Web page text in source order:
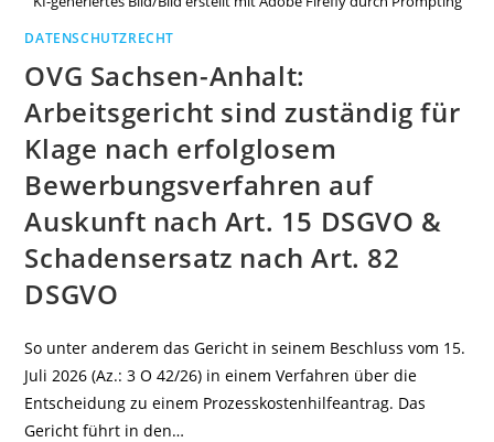
DATENSCHUTZRECHT
OVG Sachsen-Anhalt:
Arbeitsgericht sind zuständig für
Klage nach erfolglosem
Bewerbungsverfahren auf
Auskunft nach Art. 15 DSGVO &
Schadensersatz nach Art. 82
DSGVO
So unter anderem das Gericht in seinem Beschluss vom 15.
Juli 2026 (Az.: 3 O 42/26) in einem Verfahren über die
Entscheidung zu einem Prozesskostenhilfeantrag. Das
Gericht führt in den…